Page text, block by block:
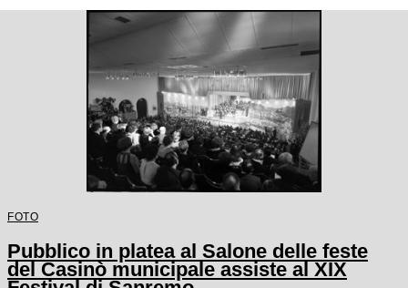
FOTO
Pubblico in platea al Salone delle feste
del Casinò municipale assiste al XIX